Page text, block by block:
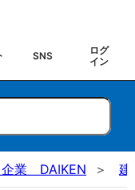
SNS
ログ
イン
企業 DAIKEN 建